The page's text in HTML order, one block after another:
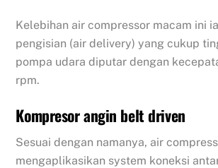
Kelebihan air compressor macam ini
pengisian (air delivery) yang cukup
pompa udara diputar dengan
rpm.
Kompresor angin belt driven
Sesuai dengan namanya, air
mengaplikasikan system koneksi